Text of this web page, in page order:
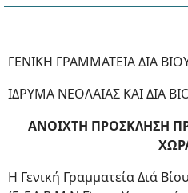
ΓΕΝΙΚΗ ΓΡΑΜΜΑΤΕΙΑ ΔΙΑ
ΙΔΡΥΜΑ ΝΕΟΛΑΙΑΣ ΚΑΙ ΔΙΑ
ΑΝΟΙΧΤΗ ΠΡΟΣΚΛΗΣΗ
Η Γενική Γραμματεία Διά